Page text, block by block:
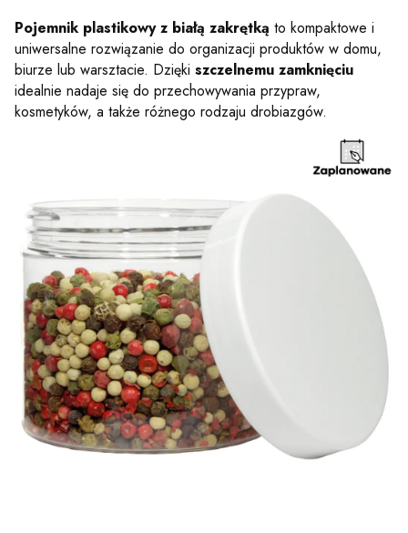
Pojemnik plastikowy z białą zakrętką to kompaktowe i
uniwersalne rozwiązanie do organizacji produktów w domu,
biurze lub warsztacie. Dzięki szczelnemu zamknięciu
idealnie nadaje się do przechowywania przypraw,
kosmetyków, a także różnego rodzaju drobiazgów.